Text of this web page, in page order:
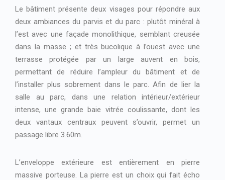
Le bâtiment présente deux visages pour répondre aux
deux ambiances du parvis et du parc : plutôt minéral à
l’est avec une façade monolithique, semblant creusée
dans la masse ; et très bucolique à l’ouest avec une
terrasse protégée par un large auvent en bois,
permettant de réduire l’ampleur du bâtiment et de
l’installer plus sobrement dans le parc. Afin de lier la
salle au parc, dans une relation intérieur/extérieur
intense, une grande baie vitrée coulissante, dont les
deux vantaux centraux peuvent s’ouvrir, permet un
passage libre 3.60m.
L’enveloppe extérieure est entièrement en pierre
massive porteuse. La pierre est un choix qui fait écho